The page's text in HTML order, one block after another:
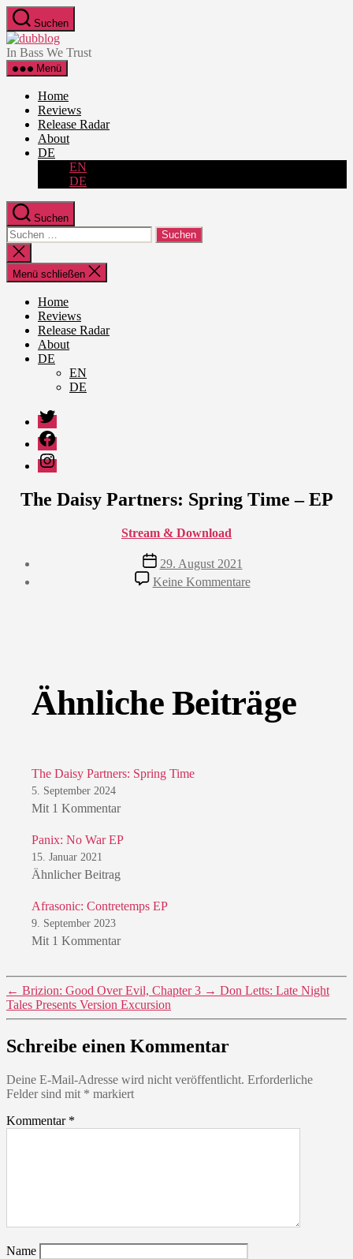
Zum
Inhalt
springen
Suchen
dubblog
In Bass We Trust
Menü
Home
Reviews
Release Radar
About
DE
EN
DE
Suchen
Suche
nach:
Suche
schließen
Menü schließen
Home
Reviews
Release Radar
About
DE
EN
DE
Twitter
Facebook
Instagram
The Daisy Partners: Spring Time – EP
Stream & Download
Veröffentlichungsdatum
29. August 2021
Keine Kommentarezu
The
Ähnliche Beiträge
The Daisy Partners: Spring Time
5. September 2024
Mit 1 Kommentar
Panix: No War EP
15. Januar 2021
Ähnlicher Beitrag
Afrasonic: Contretemps EP
9. September 2023
Mit 1 Kommentar
← Brizion: Good Over Evil, Chapter 3 → Don Letts: Late Night
Tales Presents Version Excursion
Schreibe einen Kommentar
Deine E-Mail-Adresse wird nicht veröffentlicht. Erforderliche
Felder sind mit * markiert
Kommentar *
Name